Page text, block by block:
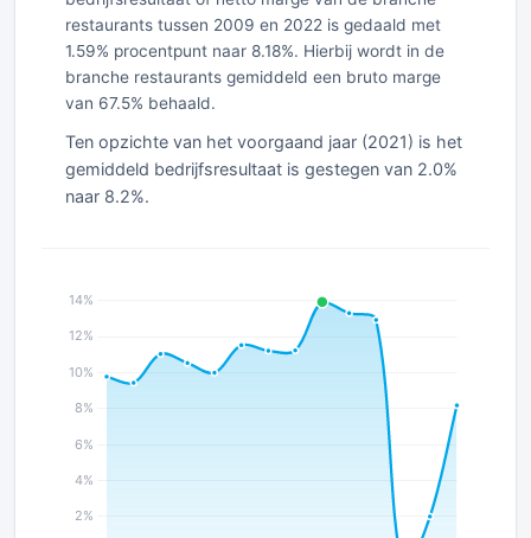
restaurants tussen 2009 en 2022 is gedaald met
1.59% procentpunt naar 8.18%. Hierbij wordt in de
branche restaurants gemiddeld een bruto marge
van 67.5% behaald.
Ten opzichte van het voorgaand jaar (2021) is het
gemiddeld bedrijfsresultaat is gestegen van 2.0%
naar 8.2%.